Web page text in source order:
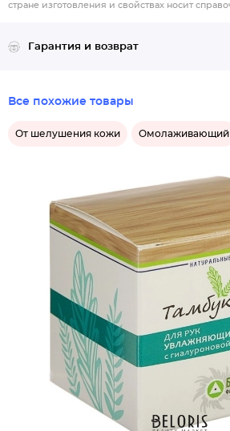
стране изготовления и свойствах носит
Гарантия и возврат
Все похожие товары
От шелушения кожи Омолаживающий